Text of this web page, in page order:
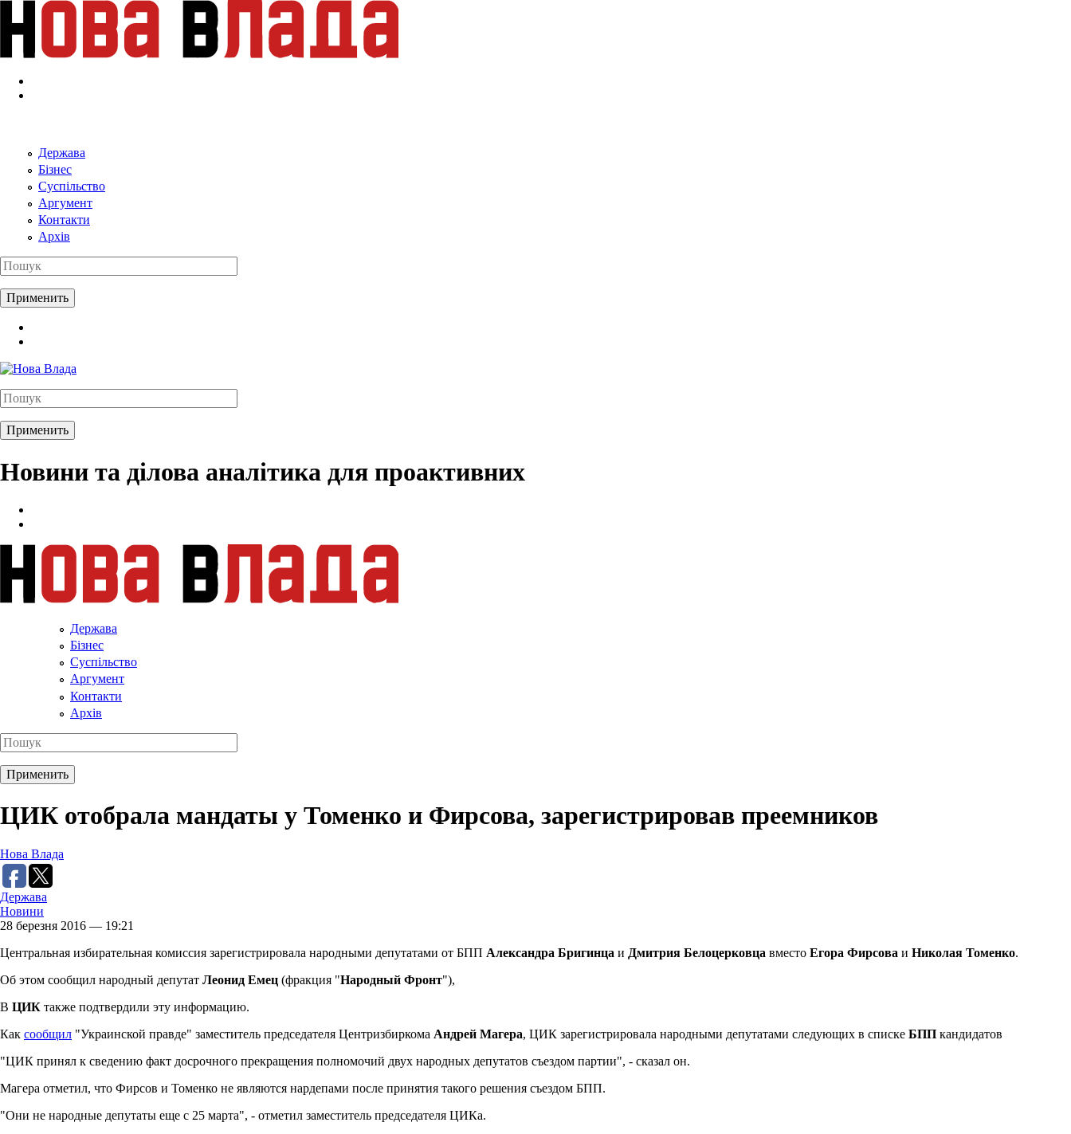
Перейти к основному содержанию
Держава
Бізнес
Суспільство
Аргумент
Контакти
Архів
Новини та ділова аналітика для проактивних
Держава
Бізнес
Суспільство
Аргумент
Контакти
Архів
ЦИК отобрала мандаты у Томенко и Фирсова, зарегистрировав преемников
Нова Влада
Держава
Новини
28 березня 2016 — 19:21
Центральная избирательная комиссия зарегистрировала народными депутатами от БПП Александра Бригинца и Дмитрия Белоцерковца вместо Егора Фирсова и Николая Томенко.
Об этом сообщил народный депутат Леонид Емец (фракция "Народный Фронт"),
В ЦИК также подтвердили эту информацию.
Как сообщил "Украинской правде" заместитель председателя Центризбиркома Андрей Магера, ЦИК зарегистрировала народными депутатами следующих в списке БПП кандидатов
"ЦИК принял к сведению факт досрочного прекращения полномочий двух народных депутатов съездом партии", - сказал он.
Магера отметил, что Фирсов и Томенко не являются нардепами после принятия такого решения съездом БПП.
"Они не народные депутаты еще с 25 марта", - отметил заместитель председателя ЦИКа.